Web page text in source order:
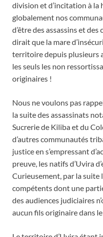
division et d’incitation à la
globalement nos
d’être des assassins et des
dirait que la mare
territoire depuis plusieurs
les seuls les non
originaires !
Nous ne voulons pas
la suite des assassinats
Sucrerie de Kiliba et du
d’autres communautés
justice en s’empressant
preuve, les natifs d’Uvira
Curieusement, par la suite
compétents dont une
des audiences judiciaires
aucun fils originaire dans